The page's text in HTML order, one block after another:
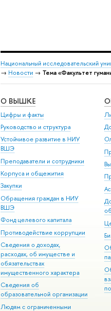
Национальный исследовательский
→ Новости → Тема «Факультет
О ВЫШКЕ
Цифры и факты
Руководство и структура
Устойчивое развитие в НИУ
ВШЭ
Преподаватели и сотрудники
Корпуса и общежития
Закупки
Обращения граждан в НИУ
ВШЭ
Фонд целевого капитала
Противодействие коррупции
Сведения о доходах,
расходах, об имуществе и
обязательствах
имущественного характера
Сведения об
образовательной организации
Людям с ограниченными